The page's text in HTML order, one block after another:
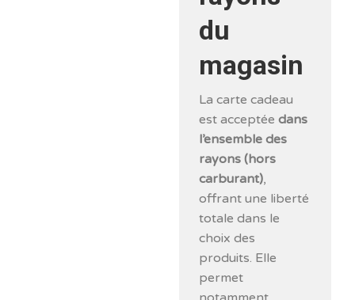
du
magasin
La carte cadeau
est acceptéedans
l’ensemble des
rayons (hors
carburant),
offrant une liberté
totale dans le
choix des
produits. Elle
permet